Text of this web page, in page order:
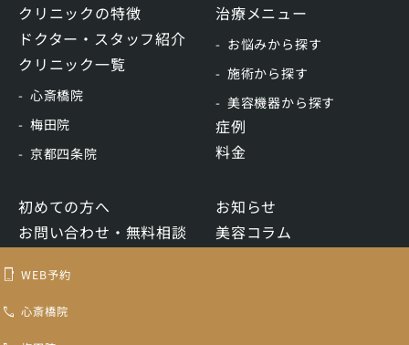
クリニックの特徴
ドクター・スタッフ紹介
クリニック一覧
心斎橋院
梅田院
京都四条院
治療メニュー
お悩みから探す
施術から探す
美容機器から探す
症例
料金
初めての方へ
お問い合わせ・無料相談
LINE予約
お知らせ
美容コラム
WEB予約
心斎橋院